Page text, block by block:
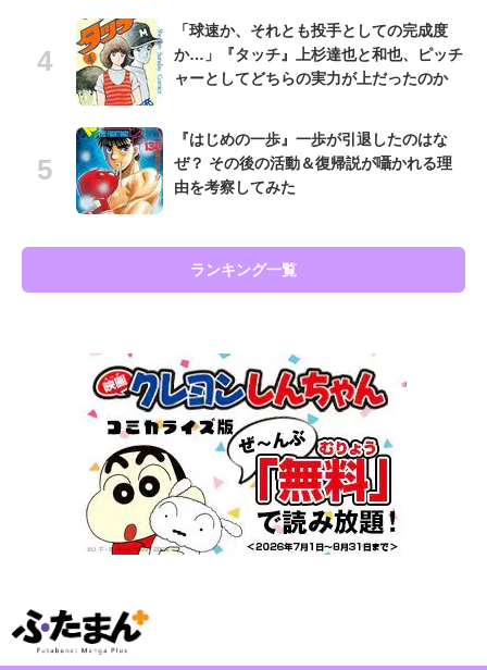
「球速か、それとも投手としての完成度
か…」『タッチ』上杉達也と和也、ピッチ
ャーとしてどちらの実力が上だったのか
『はじめの一歩』一歩が引退したのはな
ぜ？ その後の活動＆復帰説が囁かれる理
由を考察してみた
ランキング一覧